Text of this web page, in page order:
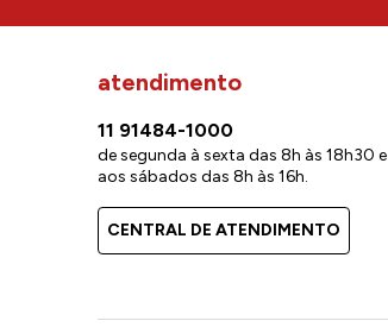
atendimento
11 91484-1000
de segunda à sexta das 8h às 18h30 e
aos sábados das 8h às 16h.
CENTRAL DE ATENDIMENTO